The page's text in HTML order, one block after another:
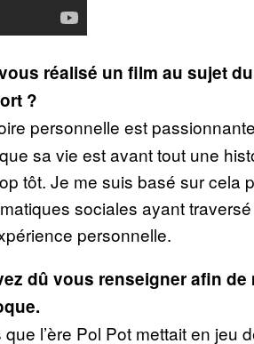
réalisé un film au sujet
?
personnelle est
sa vie est avant tout une
tôt. Je me suis basé sur cela
sociales ayant
personnelle.
dû vous renseigner afin
que l’ère Pol Pot mettait en jeu